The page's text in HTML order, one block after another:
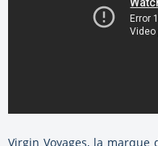
Virgin Voyages, la